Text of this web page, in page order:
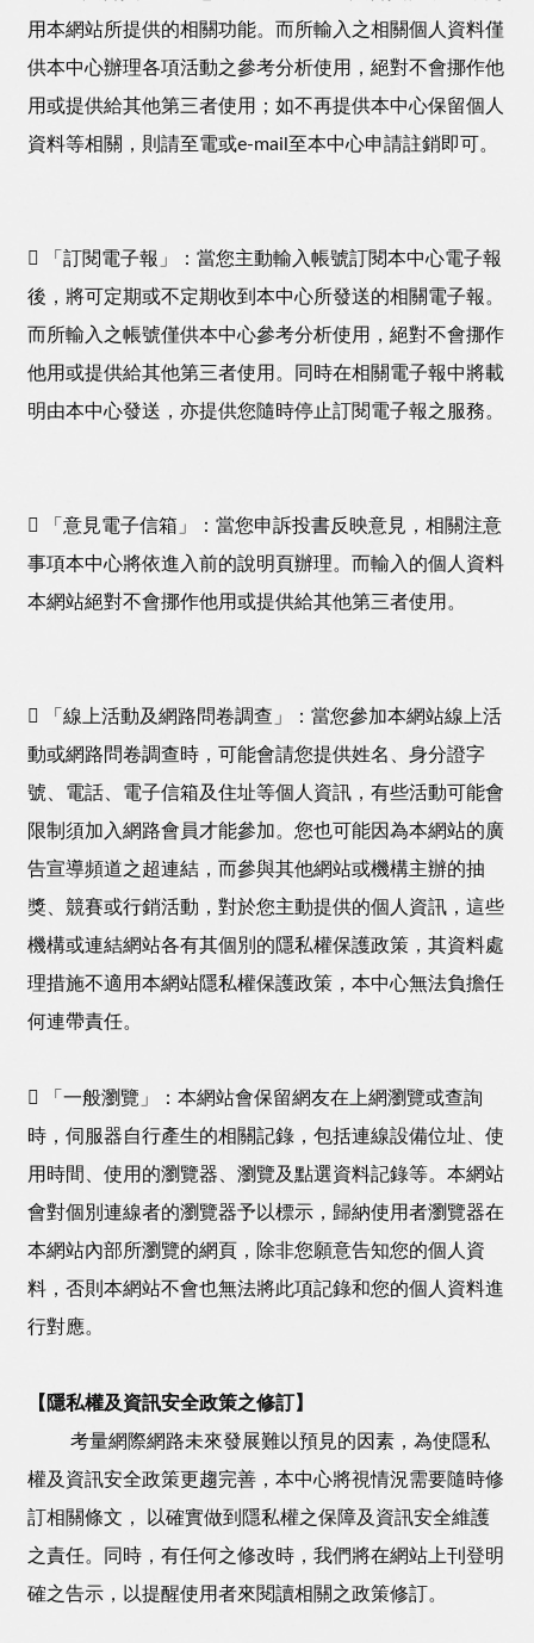
用本網站所提供的相關功能。而所輸入之相關個人資料僅
供本中心辦理各項活動之參考分析使用，絕對不會挪作他
用或提供給其他第三者使用；如不再提供本中心保留個人
資料等相關，則請至電或e-mail至本中心申請註銷即可。
 「訂閱電子報」：當您主動輸入帳號訂閱本中心電子報
後，將可定期或不定期收到本中心所發送的相關電子報。
而所輸入之帳號僅供本中心參考分析使用，絕對不會挪作
他用或提供給其他第三者使用。同時在相關電子報中將載
明由本中心發送，亦提供您隨時停止訂閱電子報之服務。
 「意見電子信箱」：當您申訴投書反映意見，相關注意
事項本中心將依進入前的說明頁辦理。而輸入的個人資料
本網站絕對不會挪作他用或提供給其他第三者使用。
 「線上活動及網路問卷調查」：當您參加本網站線上活
動或網路問卷調查時，可能會請您提供姓名、身分證字
號、電話、電子信箱及住址等個人資訊，有些活動可能會
限制須加入網路會員才能參加。您也可能因為本網站的廣
告宣導頻道之超連結，而參與其他網站或機構主辦的抽
獎、競賽或行銷活動，對於您主動提供的個人資訊，這些
機構或連結網站各有其個別的隱私權保護政策，其資料處
理措施不適用本網站隱私權保護政策，本中心無法負擔任
何連帶責任。
 「一般瀏覽」：本網站會保留網友在上網瀏覽或查詢
時，伺服器自行產生的相關記錄，包括連線設備位址、使
用時間、使用的瀏覽器、瀏覽及點選資料記錄等。本網站
會對個別連線者的瀏覽器予以標示，歸納使用者瀏覽器在
本網站內部所瀏覽的網頁，除非您願意告知您的個人資
料，否則本網站不會也無法將此項記錄和您的個人資料進
行對應。
【隱私權及資訊安全政策之修訂】
考量網際網路未來發展難以預見的因素，為使隱私
權及資訊安全政策更趨完善，本中心將視情況需要隨時修
訂相關條文， 以確實做到隱私權之保障及資訊安全維護
之責任。同時，有任何之修改時，我們將在網站上刊登明
確之告示，以提醒使用者來閱讀相關之政策修訂。